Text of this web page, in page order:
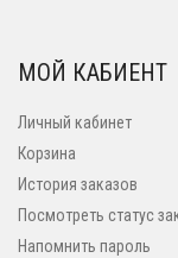
МОЙ КАБИЕНТ
Личный кабинет
Корзина
История заказов
Посмотреть статус
Напомнить пароль